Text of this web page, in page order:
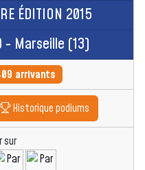
ÉDITION 2015
Marseille (13)
arrivants
Historique podiums
sur